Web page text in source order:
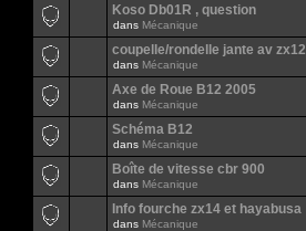
Koso Db01R , question
dans Mécanique
coupelle/rondelle jante av
dans Mécanique
Axe de Roue B12 2005
dans Mécanique
Schéma B12
dans Mécanique
Boîte de vitesse cbr 900
dans Mécanique
Info fourche zx14 et hayabusa
dans Mécanique